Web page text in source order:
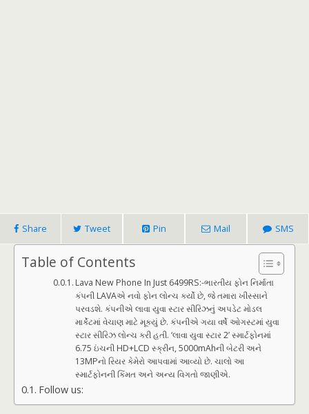
Share Tweet Pin Mail SMS
Table of Contents
Lava New Phone In Just 6499RS:-ભારતીય ફોન નિર્માતા
કંપની LAVAએ નવો ફોન લોન્ચ કર્યો છે, જે તમારા ખીસ્સાને
પરવડશે. કંપનીએ લાવા યુવા સ્ટાર સીરિઝનું અપડેટ મોડલ
માર્કેટમાં વેચાણ માટે મૂક્યું છે. કંપનીએ ગયા વર્ષે ઓગસ્ટમાં યુવા
સ્ટાર સીરિઝ લોન્ચ કરી હતી. ‘લાવા યુવા સ્ટાર 2’ સ્માર્ટફોનમાં
6.75 ઇંચની HD+LCD સ્ક્રીન, 5000mAhની બેટરી અને
13MPનો રિયર કેમેરો આપવામાં આવ્યો છે. ચાલો આ
સ્માર્ટફોનની કિંમત અને અન્ય વિગતો જાણીએ.
Follow us: